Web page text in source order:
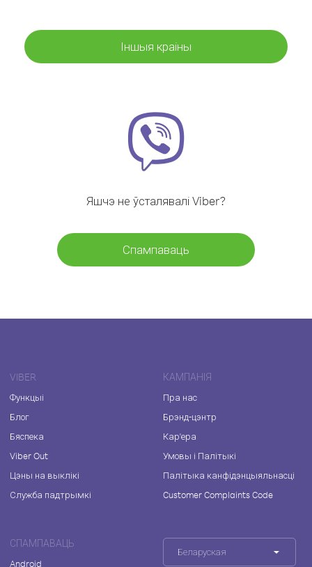
Іншыя краіны
Яшчэ не ўсталявалі Viber?
Спампаваць
VIBER
Функцыі
Блог
Бяспека
Viber Out
Цэны на выклікі
Служба падтрымкі
КАМПАНІЯ
Пра нас
Брэнд-цэнтр
Кар'ера
Умовы і Палітыкі
Палітыка канфідэнцыяльнасці
Customer Complaints Code
СПАМПАВАЦЬ
Android
Беларуская